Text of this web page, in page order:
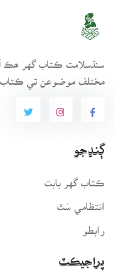
مختلف موضوعن تي ڪتاب
ڳنڍجو
ڪتاب گهر بابت
انتظامي سَٿ
رابطو
پراجيڪٽ